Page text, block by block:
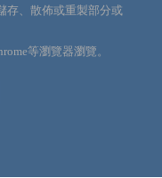
存、散佈或重製部分或
等瀏覽器瀏覽。